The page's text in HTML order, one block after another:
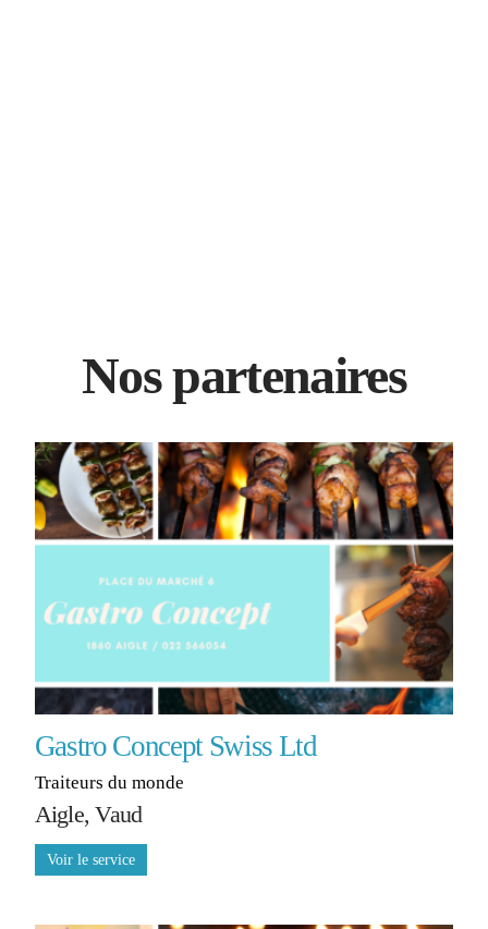
Nos partenaires
Gastro Concept Swiss Ltd
Traiteurs du monde
Aigle, Vaud